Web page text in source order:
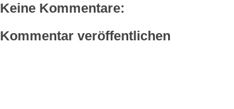
Keine Kommentare:
Kommentar veröffentlichen